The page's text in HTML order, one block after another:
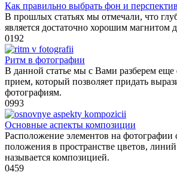
Как правильно выбрать фон и
В прошлых статьях мы отмечали, что
является достаточно хорошим магнитом
0192
Ритм в фотографии
В данной статье мы с Вами разберем
прием, который позволяет придать
фотографиям.
0993
Основные аспекты композиции
Расположение элементов на фотографии
положения в пространстве цветов,
называется композицией.
0459